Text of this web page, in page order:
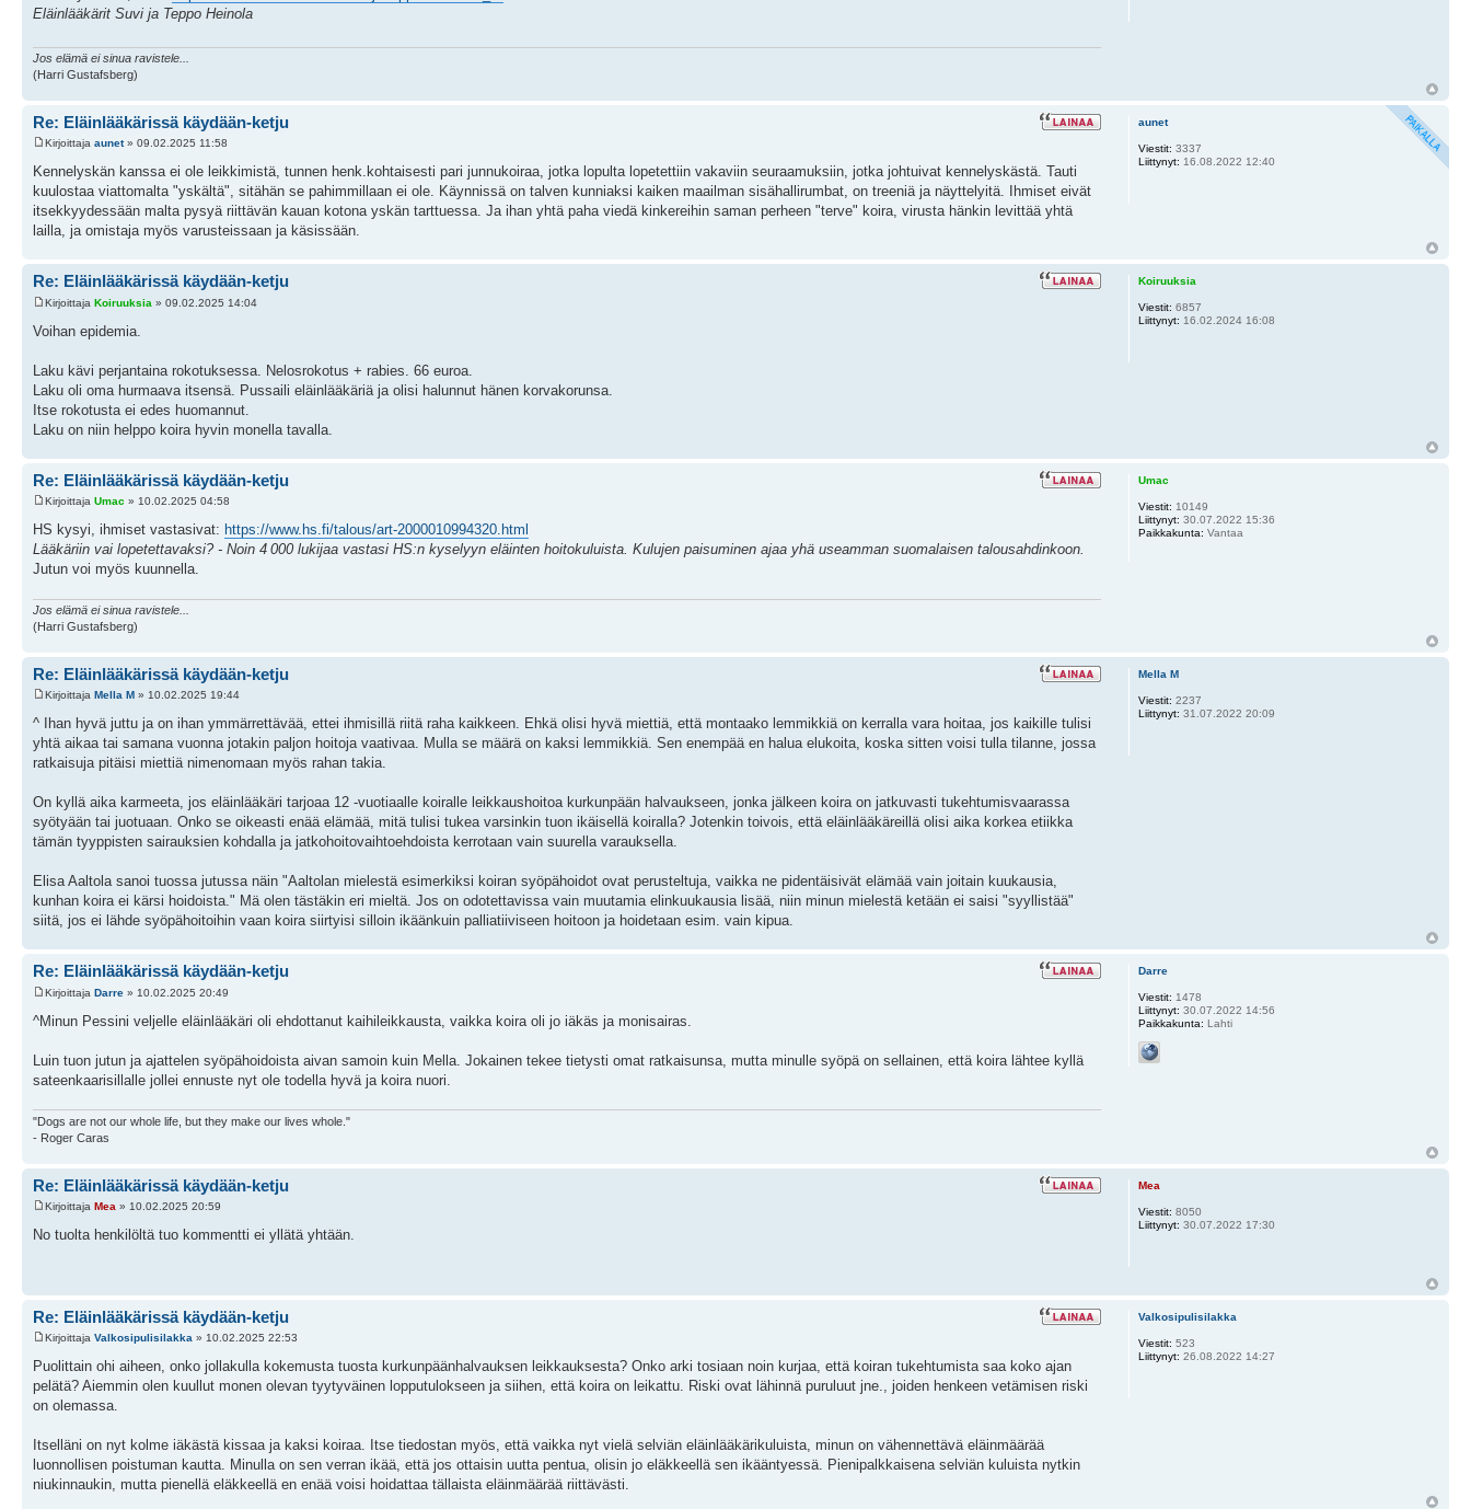
Eläinlääkärit Suvi ja Teppo Heinola
Jos elämä ei sinua ravistele...
(Harri Gustafsberg)
Re: Eläinlääkärissä käydään-ketju
Kirjoittaja aunet» 09.02.2025 11:58
Kennelyskän kanssa ei ole leikkimistä, tunnen henk.kohtaisesti pari junnukoiraa, jotka lopulta lopetettiin vakaviin seuraamuksiin, jotka johtuivat kennelyskästä. Tauti
kuulostaa viattomalta "yskältä", sitähän se pahimmillaan ei ole. Käynnissä on talven kunniaksi kaiken maailman sisähallirumbat, on treeniä ja näyttelyitä. Ihmiset eivät
itsekkyydessään malta pysyä riittävän kauan kotona yskän tarttuessa. Ja ihan yhtä paha viedä kinkereihin saman perheen "terve" koira, virusta hänkin levittää yhtä
lailla, ja omistaja myös varusteissaan ja käsissään.
aunet
Viestit: 3337
Liittynyt: 16.08.2022 12:40
Re: Eläinlääkärissä käydään-ketju
Kirjoittaja Koiruuksia » 09.02.2025 14:04
Voihan epidemia.
Laku kävi perjantaina rokotuksessa. Nelosrokotus + rabies. 66 euroa.
Laku oli oma hurmaava itsensä. Pussaili eläinlääkäriä ja olisi halunnut hänen korvakorunsa.
Itse rokotusta ei edes huomannut.
Laku on niin helppo koira hyvin monella tavalla.
Koiruuksia
Viestit: 6857
Liittynyt: 16.02.2024 16:08
Re: Eläinlääkärissä käydään-ketju
Kirjoittaja Umac » 10.02.2025 04:58
HS kysyi, ihmiset vastasivat: https://www.hs.fi/talous/art-2000010994320.html
Lääkäriin vai lopetettavaksi? - Noin 4 000 lukijaa vastasi HS:n kyselyyn eläinten hoitokuluista. Kulujen paisuminen ajaa yhä useamman suomalaisen talousahdinkoon.
Jutun voi myös kuunnella.
Jos elämä ei sinua ravistele...
(Harri Gustafsberg)
Umac
Viestit: 10149
Liittynyt: 30.07.2022 15:36
Paikkakunta: Vantaa
Re: Eläinlääkärissä käydään-ketju
Kirjoittaja Mella M » 10.02.2025 19:44
^ Ihan hyvä juttu ja on ihan ymmärrettävää, ettei ihmisillä riitä raha kaikkeen. Ehkä olisi hyvä miettiä, että montaako lemmikkiä on kerralla vara hoitaa, jos kaikille tulisi
yhtä aikaa tai samana vuonna jotakin paljon hoitoja vaativaa. Mulla se määrä on kaksi lemmikkiä. Sen enempää en halua elukoita, koska sitten voisi tulla tilanne, jossa
ratkaisuja pitäisi miettiä nimenomaan myös rahan takia.
On kyllä aika karmeeta, jos eläinlääkäri tarjoaa 12 -vuotiaalle koiralle leikkaushoitoa kurkunpään halvaukseen, jonka jälkeen koira on jatkuvasti tukehtumisvaarassa
syötyään tai juotuaan. Onko se oikeasti enää elämää, mitä tulisi tukea varsinkin tuon ikäisellä koiralla? Jotenkin toivois, että eläinlääkäreillä olisi aika korkea etiikka
tämän tyyppisten sairauksien kohdalla ja jatkohoitovaihtoehdoista kerrotaan vain suurella varauksella.
Elisa Aaltola sanoi tuossa jutussa näin "Aaltolan mielestä esimerkiksi koiran syöpähoidot ovat perusteltuja, vaikka ne pidentäisivät elämää vain joitain kuukausia,
kunhan koira ei kärsi hoidoista." Mä olen tästäkin eri mieltä. Jos on odotettavissa vain muutamia elinkuukausia lisää, niin minun mielestä ketään ei saisi "syyllistää"
siitä, jos ei lähde syöpähoitoihin vaan koira siirtyisi silloin ikäänkuin palliatiiviseen hoitoon ja hoidetaan esim. vain kipua.
Mella M
Viestit: 2237
Liittynyt: 31.07.2022 20:09
Re: Eläinlääkärissä käydään-ketju
Kirjoittaja Darre » 10.02.2025 20:49
^Minun Pessini veljelle eläinlääkäri oli ehdottanut kaihileikkausta, vaikka koira oli jo iäkäs ja monisairas.
Luin tuon jutun ja ajattelen syöpähoidoista aivan samoin kuin Mella. Jokainen tekee tietysti omat ratkaisunsa, mutta minulle syöpä on sellainen, että koira lähtee kyllä
sateenkaarisillalle jollei ennuste nyt ole todella hyvä ja koira nuori.
"Dogs are not our whole life, but they make our lives whole."
- Roger Caras
Darre
Viestit: 1478
Liittynyt: 30.07.2022 14:56
Paikkakunta: Lahti
Re: Eläinlääkärissä käydään-ketju
Kirjoittaja Mea » 10.02.2025 20:59
No tuolta henkilöltä tuo kommentti ei yllätä yhtään.
Mea
Viestit: 8050
Liittynyt: 30.07.2022 17:30
Re: Eläinlääkärissä käydään-ketju
Kirjoittaja Valkosipulisilakka » 10.02.2025 22:53
Puolittain ohi aiheen, onko jollakulla kokemusta tuosta kurkunpäänhalvauksen leikkauksesta? Onko arki tosiaan noin kurjaa, että koiran tukehtumista saa koko ajan
pelätä? Aiemmin olen kuullut monen olevan tyytyväinen lopputulokseen ja siihen, että koira on leikattu. Riski ovat lähinnä puruluut jne., joiden henkeen vetämisen riski
on olemassa.
Itselläni on nyt kolme iäkästä kissaa ja kaksi koiraa. Itse tiedostan myös, että vaikka nyt vielä selviän eläinlääkärikuluista, minun on vähennettävä eläinmäärää
luonnollisen poistuman kautta. Minulla on sen verran ikää, että jos ottaisin uutta pentua, olisin jo eläkkeellä sen ikääntyessä. Pienipalkkaisena selviän kuluista nytkin
niukinnaukin, mutta pienellä eläkkeellä en enää voisi hoidattaa tällaista eläinmäärää riittävästi.
Valkosipulisilakka
Viestit: 523
Liittynyt: 26.08.2022 14:27